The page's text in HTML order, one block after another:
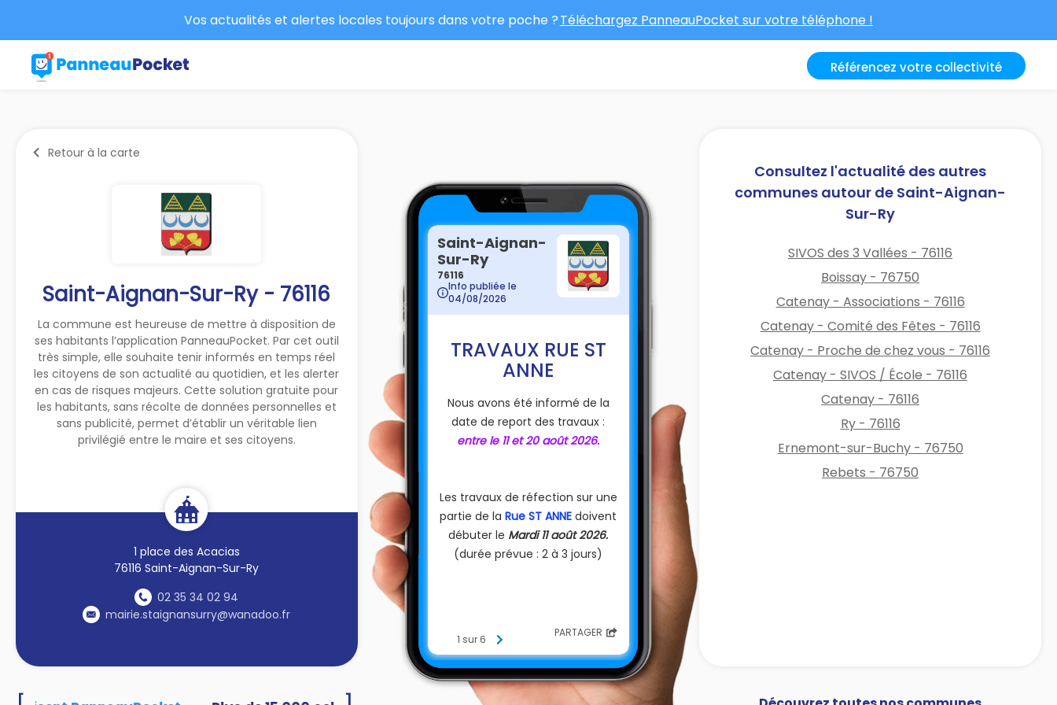
Vos actualités et alertes locales toujours dans votre poche ?Téléchargez PanneauPocket sur votre téléphone !
Référencez votre collectivité
Retour à la carte
Saint-Aignan-Sur-Ry - 76116
La commune est heureuse de mettre à disposition de
ses habitants l’application PanneauPocket. Par cet outil
très simple, elle souhaite tenir informés en temps réel
les citoyens de son actualité au quotidien, et les alerter
en cas de risques majeurs. Cette solution gratuite pour
les habitants, sans récolte de données personnelles et
sans publicité, permet d’établir un véritable lien
privilégié entre le maire et ses citoyens.
1 place des Acacias
76116 Saint-Aignan-Sur-Ry
02 35 34 02 94
mairie.staignansurry@wanadoo.fr
Saint-Aignan-
Sur-Ry
76116
Info publiée le
04/08/2026
TRAVAUX RUE ST
ANNE
Nous avons été informé de la
date de report des travaux :
entre le 11 et 20 août 2026.
Les travaux de réfection sur une
partie de laRue ST ANNE doivent
débuter le Mardi 11 août 2026.
(durée prévue : 2 à 3 jours)
Merci de votre compréhension
pour la gêne occasionnée.
1 sur 6 PARTAGER
Consultez l'actualité des autres
communes autour de Saint-Aignan-
Sur-Ry
SIVOS des 3 Vallées - 76116
Boissay - 76750
Catenay - Associations - 76116
Catenay - Comité des Fêtes - 76116
Catenay - Proche de chez vous - 76116
Catenay - SIVOS / École - 76116
Catenay - 76116
Ry - 76116
Ernemont-sur-Buchy - 76750
Rebets - 76750